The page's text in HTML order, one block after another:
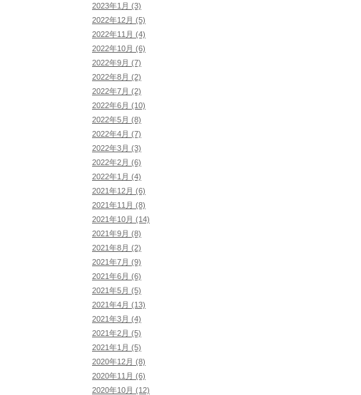
2023年1月 (3)
2022年12月 (5)
2022年11月 (4)
2022年10月 (6)
2022年9月 (7)
2022年8月 (2)
2022年7月 (2)
2022年6月 (10)
2022年5月 (8)
2022年4月 (7)
2022年3月 (3)
2022年2月 (6)
2022年1月 (4)
2021年12月 (6)
2021年11月 (8)
2021年10月 (14)
2021年9月 (8)
2021年8月 (2)
2021年7月 (9)
2021年6月 (6)
2021年5月 (5)
2021年4月 (13)
2021年3月 (4)
2021年2月 (5)
2021年1月 (5)
2020年12月 (8)
2020年11月 (6)
2020年10月 (12)